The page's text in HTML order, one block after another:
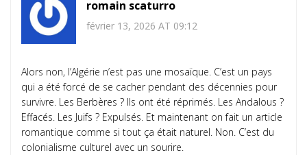
romain scaturro
février 13, 2026 AT 09:12
Alors non, l’Algérie n’est pas une mosaïque. C’est un pays
qui a été forcé de se cacher pendant des décennies pour
survivre. Les Berbères ? Ils ont été réprimés. Les Andalous ?
Effacés. Les Juifs ? Expulsés. Et maintenant on fait un article
romantique comme si tout ça était naturel. Non. C’est du
colonialisme culturel avec un sourire.